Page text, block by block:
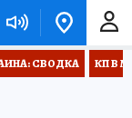
СВОДКА КП В